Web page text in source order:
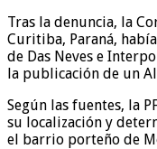
Tras la denuncia, la
Curitiba, Paraná,
de Das Neves e
la publicación de un
Según las fuentes, la
su localización y
el barrio porteño de